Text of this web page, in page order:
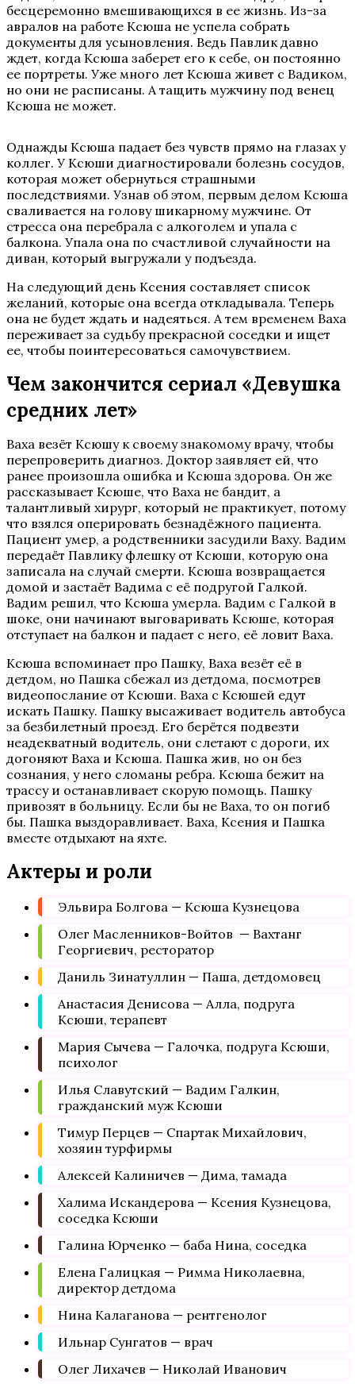
бесцеремонно вмешивающихся в ее жизнь. Из-за
авралов на работе Ксюша не успела собрать
документы для усыновления. Ведь Павлик давно
ждет, когда Ксюша заберет его к себе, он постоянно
ее портреты. Уже много лет Ксюша живет с Вадиком,
но они не расписаны. А тащить мужчину под венец
Ксюша не может.
Однажды Ксюша падает без чувств прямо на глазах у
коллег. У Ксюши диагностировали болезнь сосудов,
которая может обернуться страшными
последствиями. Узнав об этом, первым делом Ксюша
сваливается на голову шикарному мужчине. От
стресса она перебрала с алкоголем и упала с
балкона. Упала она по счастливой случайности на
диван, который выгружали у подъезда.
На следующий день Ксения составляет список
желаний, которые она всегда откладывала. Теперь
она не будет ждать и надеяться. А тем временем Ваха
переживает за судьбу прекрасной соседки и ищет
ее, чтобы поинтересоваться самочувствием.
Чем закончится сериал «Девушка
средних лет»
Ваха везёт Ксюшу к своему знакомому врачу, чтобы
перепроверить диагноз. Доктор заявляет ей, что
ранее произошла ошибка и Ксюша здорова. Он же
рассказывает Ксюше, что Ваха не бандит, а
талантливый хирург, который не практикует, потому
что взялся оперировать безнадёжного пациента.
Пациент умер, а родственники засудили Ваху. Вадим
передаёт Павлику флешку от Ксюши, которую она
записала на случай смерти. Ксюша возвращается
домой и застаёт Вадима с её подругой Галкой.
Вадим решил, что Ксюша умерла. Вадим с Галкой в
шоке, они начинают выговаривать Ксюше, которая
отступает на балкон и падает с него, её ловит Ваха.
Ксюша вспоминает про Пашку, Ваха везёт её в
детдом, но Пашка сбежал из детдома, посмотрев
видеопослание от Ксюши. Ваха с Ксюшей едут
искать Пашку. Пашку высаживает водитель автобуса
за безбилетный проезд. Его берётся подвезти
неадекватный водитель, они слетают с дороги, их
догоняют Ваха и Ксюша. Пашка жив, но он без
сознания, у него сломаны ребра. Ксюша бежит на
трассу и останавливает скорую помощь. Пашку
привозят в больницу. Если бы не Ваха, то он погиб
бы. Пашка выздоравливает. Ваха, Ксения и Пашка
вместе отдыхают на яхте.
Актеры и роли
Эльвира Болгова — Ксюша Кузнецова
Олег Масленников-Войтов — Вахтанг
Георгиевич, ресторатор
Даниль Зинатуллин — Паша, детдомовец
Анастасия Денисова — Алла, подруга
Ксюши, терапевт
Мария Сычева — Галочка, подруга Ксюши,
психолог
Илья Славутский — Вадим Галкин,
гражданский муж Ксюши
Тимур Перцев — Спартак Михайлович,
хозяин турфирмы
Алексей Калиничев — Дима, тамада
Халима Искандерова — Ксения Кузнецова,
соседка Ксюши
Галина Юрченко — баба Нина, соседка
Елена Галицкая — Римма Николаевна,
директор детдома
Нина Калаганова — рентгенолог
Ильнар Сунгатов — врач
Олег Лихачев — Николай Иванович